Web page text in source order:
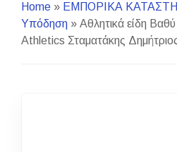
Home » ΕΜΠΟΡΙΚΑ
Υπόδηση » Αθλητικά είδη
Athletics Σταματάκης